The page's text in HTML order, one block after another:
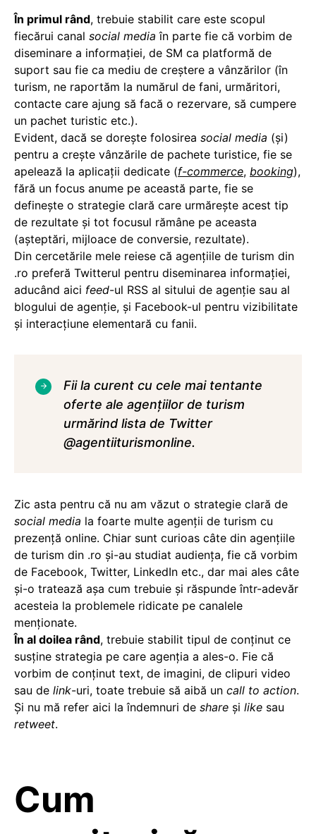
În primul rând, trebuie stabilit care este scopul
fiecărui canal social media în parte fie că vorbim de
diseminare a informaţiei, de SM ca platformă de
suport sau fie ca mediu de creştere a vânzărilor (în
turism, ne raportăm la numărul de fani, urmăritori,
contacte care ajung să facă o rezervare, să cumpere
un pachet turistic etc.).
Evident, dacă se doreşte folosirea social media (şi)
pentru a creşte vânzările de pachete turistice, fie se
apelează la aplicaţii dedicate (f-commerce, booking),
fără un focus anume pe această parte, fie se
defineşte o strategie clară care urmăreşte acest tip
de rezultate şi tot focusul rămâne pe aceasta
(aşteptări, mijloace de conversie, rezultate).
Din cercetările mele reiese că agenţiile de turism din
.ro preferă Twitterul pentru diseminarea informaţiei,
aducând aici feed-ul RSS al sitului de agenţie sau al
blogului de agenţie, şi Facebook-ul pentru vizibilitate
şi interacţiune elementară cu fanii.
Fii la curent cu cele mai tentante
oferte ale agențiilor de turism
urmărind lista de Twitter
@agentiiturismonline.
Zic asta pentru că nu am văzut o strategie clară de
social media la foarte multe agenţii de turism cu
prezenţă online. Chiar sunt curioas câte din agențiile
de turism din .ro și-au studiat audiența, fie că vorbim
de Facebook, Twitter, LinkedIn etc., dar mai ales câte
și-o tratează așa cum trebuie și răspunde într-adevăr
acesteia la problemele ridicate pe canalele
menționate.
În al doilea rând, trebuie stabilit tipul de conţinut ce
susţine strategia pe care agenţia a ales-o. Fie că
vorbim de conţinut text, de imagini, de clipuri video
sau de link-uri, toate trebuie să aibă un call to action.
Și nu mă refer aici la îndemnuri de share și like sau
retweet.
Cum